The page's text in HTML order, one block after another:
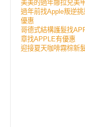
美美的過年娜拉兒美
過年前找Apple叛逆
優惠
哥德式結構護髮找
章找APPLE有優惠
迎接夏天咖啡霧棕新